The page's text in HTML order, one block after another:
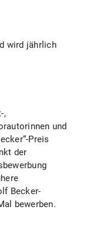
wird jährlich
,
und
Preis
der
Becker-
bewerben.